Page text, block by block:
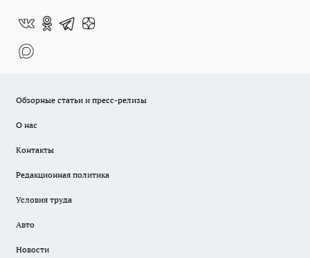
Обзорные статьи и пресс-релизы
О нас
Контакты
Редакционная политика
Условия труда
Авто
Новости